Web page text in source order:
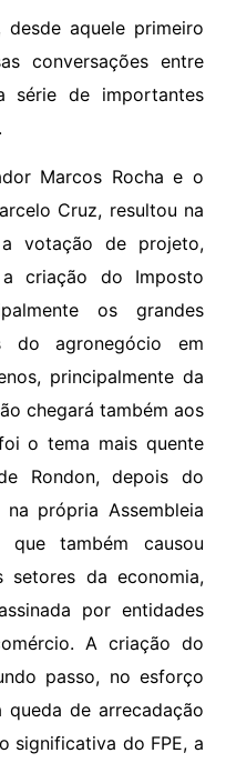
aquele primeiro
conversações entre
série de importantes
Marcos Rocha e o
Cruz, resultou na
votação de projeto,
criação do Imposto
os grandes
do agronegócio em
principalmente da
chegará também aos
o tema mais quente
Rondon, depois do
própria Assembleia
também causou
setores da economia,
por entidades
A criação do
passo, no esforço
de arrecadação
significativa do FPE, a